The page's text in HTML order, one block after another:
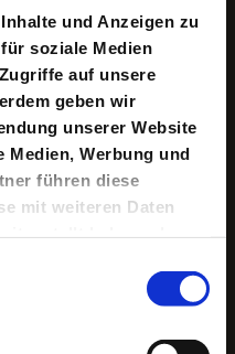
und Anzeigen zu
soziale Medien
auf unsere
geben wir
unserer Website
Medien, Werbung und
führen diese
mit weiteren Daten
Animation anhalten
Werner
denn allein die
daran, dass er sich hie
Talente
Schlaffhorst